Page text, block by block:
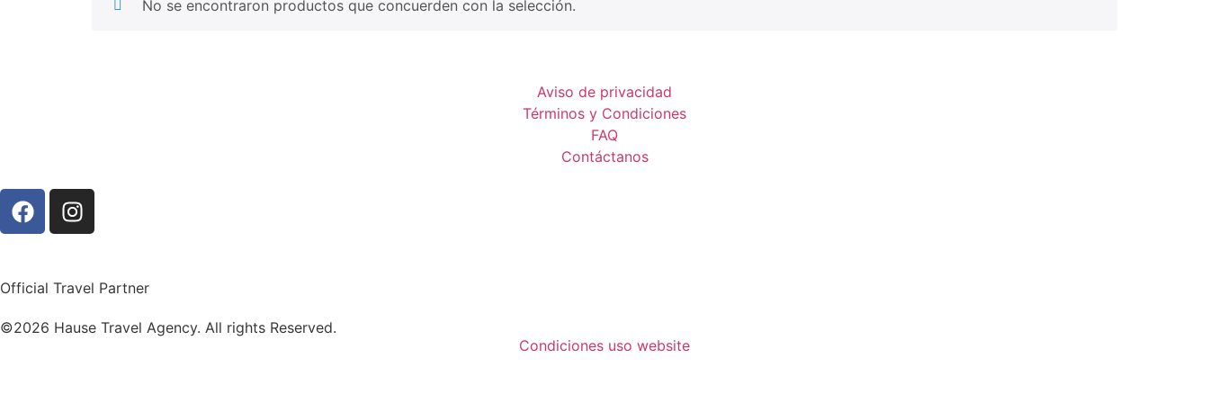
No se encontraron productos que concuerden con la selección.
Aviso de privacidad
Términos y Condiciones
FAQ
Contáctanos
Official Travel Partner
©2026 Hause Travel Agency. All rights Reserved.
Condiciones uso website